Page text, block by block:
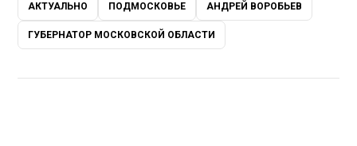
АКТУАЛЬНО ПОДМОСКОВЬЕ АНДРЕЙ ВОРОБЬЕВ
ГУБЕРНАТОР МОСКОВСКОЙ ОБЛАСТИ